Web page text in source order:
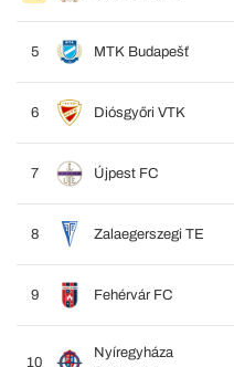
5 MTK Budapešť
6 Diósgyőri VTK
7 Újpest FC
8 Zalaegerszegi TE
9 Fehérvár FC
10
Nyíregyháza